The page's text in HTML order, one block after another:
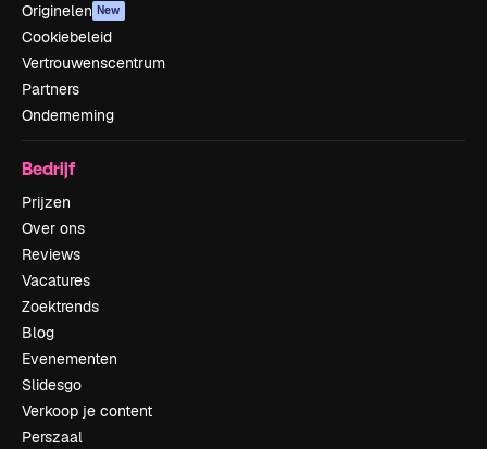
Originelen New
Cookiebeleid
Vertrouwenscentrum
Partners
Onderneming
Bedrijf
Prijzen
Over ons
Reviews
Vacatures
Zoektrends
Blog
Evenementen
Slidesgo
Verkoop je content
Perszaal